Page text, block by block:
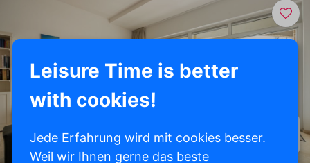
Alle Fotos anzeigen
Leisure Time is better
with cookies!
Jede Erfahrung wird mit cookies besser.
Weil wir Ihnen gerne das beste